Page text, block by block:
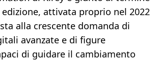
attivata proprio nel 2022
alla crescente domanda di
avanzate e di figure
di guidare il cambiamento